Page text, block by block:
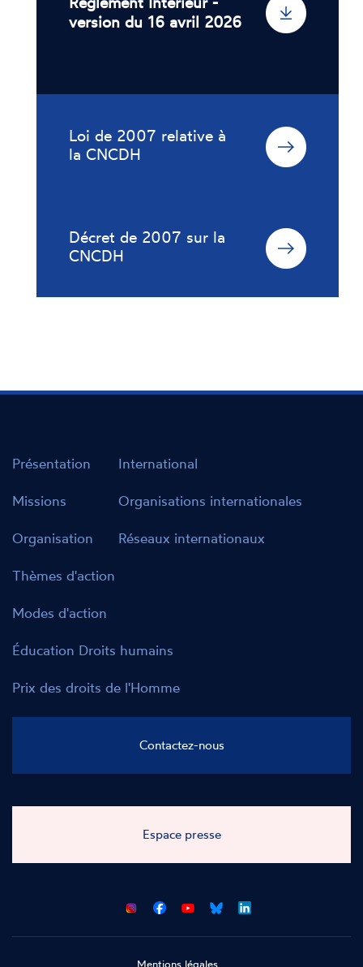
version du 16 avril 2026
Loi de 2007 relative à
la CNCDH
Décret de 2007 sur la
CNCDH
Présentation
Missions
Organisation
Thèmes d'action
Modes d'action
International
Organisations internationales
Réseaux internationaux
Éducation Droits humains
Prix des droits de l'Homme
Contactez-nous
Espace presse
CNCDHCNCDHCNCDHCNCDH
Mentions légales